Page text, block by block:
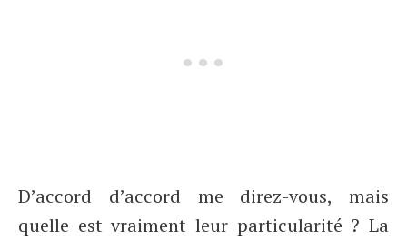
D’accord d’accord me direz-vous, mais
quelle est vraiment leur particularité ? La